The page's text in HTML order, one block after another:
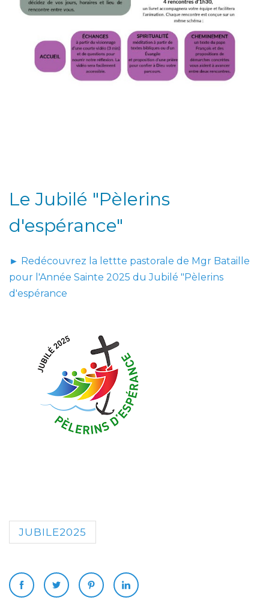
Le Jubilé "Pèlerins
d'espérance"
► Redécouvrez la lettte pastorale de Mgr Bataille
pour l'Année Sainte 2025 du Jubilé "Pèlerins
d'espérance
JUBILE2025